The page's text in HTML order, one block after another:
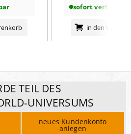
sofort verfügbar
in den
TEIL DES
UNIVERSUMS
neues Kundenkonto
anlegen